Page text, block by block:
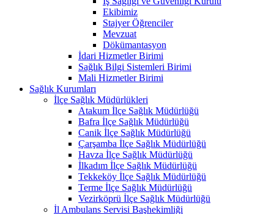
Ekibimiz
Stajyer Öğrenciler
Mevzuat
Dökümantasyon
İdari Hizmetler Birimi
Sağlık Bilgi Sistemleri Birimi
Mali Hizmetler Birimi
Sağlık Kurumları
İlçe Sağlık Müdürlükleri
Atakum İlçe Sağlık Müdürlüğü
Bafra İlçe Sağlık Müdürlüğü
Canik İlçe Sağlık Müdürlüğü
Çarşamba İlçe Sağlık Müdürlüğü
Havza İlçe Sağlık Müdürlüğü
İlkadım İlçe Sağlık Müdürlüğü
Tekkeköy İlçe Sağlık Müdürlüğü
Terme İlçe Sağlık Müdürlüğü
Vezirköprü İlçe Sağlık Müdürlüğü
İl Ambulans Servisi Başhekimliği